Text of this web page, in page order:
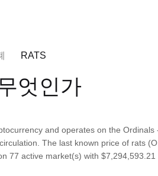
RATS
엇인가
and operates on the
The last known price of rats
77 active market(s) with